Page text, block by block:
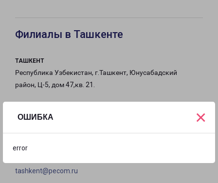
ОШИБКА
error
×
Филиалы в Ташкенте
ТАШКЕНТ
Республика Узбекистан, г.Ташкент, Юнусабадский
район, Ц-5, дом 47,кв. 21.
tashkent@pecom.ru